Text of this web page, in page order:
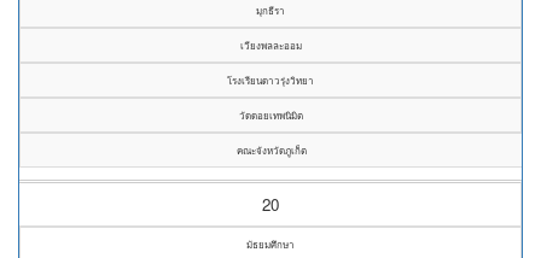
มุกธีรา
เวียงพลละออม
โรงเรียนดาวรุ่งวิทยา
วัดดอยเทพนิมิต
คณะจังหวัดภูเก็ต
20
มัธยมศึกษา